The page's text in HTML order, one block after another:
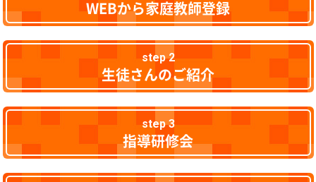
WEBから家庭教師登録
step 2
生徒さんのご紹介
step 3
指導研修会